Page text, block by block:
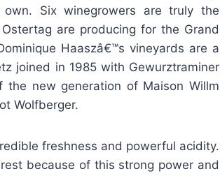
Six winegrowers are truly the
are producing for the Grand
Haaszâ€™s vineyards are a
joined in 1985 with Gewurztraminer
new generation of Maison Willm
Wolfberger.
freshness and powerful acidity.
because of this strong power and